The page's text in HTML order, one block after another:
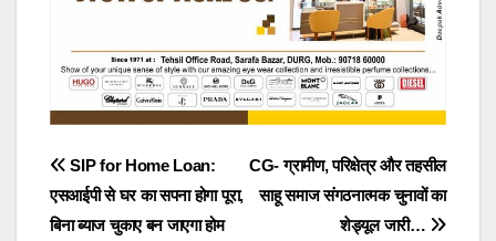
Post
navigation
CG- ग्रामीण, परिक्षेत्र और तहसील
साहू समाज संगठनात्मक चुनावों का
शेड्यूल जारी…
SIP for Home Loan:
एसआईपी से घर का सपना होगा पूरा,
बिना ब्याज चुकाए बन जाएगा होम